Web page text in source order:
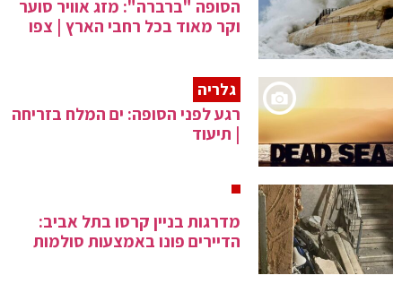
הסופה "ברברה": מזג אוויר סוער
וקר מאוד בכל רחבי הארץ | צפו
גלריה
רגע לפני הסופה: ים המלח בזריחה
| תיעוד
מדרגות בניין קרסו בתל אביב:
הדיירים פונו באמצעות סולמות